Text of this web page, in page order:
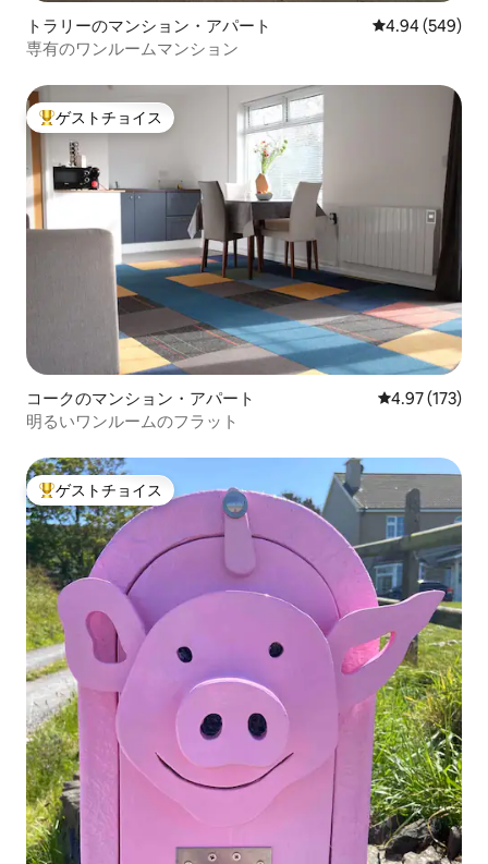
トラリーのマンション・アパート レビュー549
4.94 (549)
専有のワンルームマンション
大好評のゲストチョイスです。
ゲストチョイス
コークのマンション・アパート レビュー173
4.97 (173)
明るいワンルームのフラット
大好評のゲストチョイスです。
ゲストチョイス